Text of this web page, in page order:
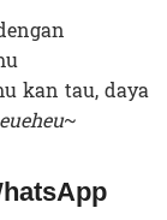
kan tau, daya
~